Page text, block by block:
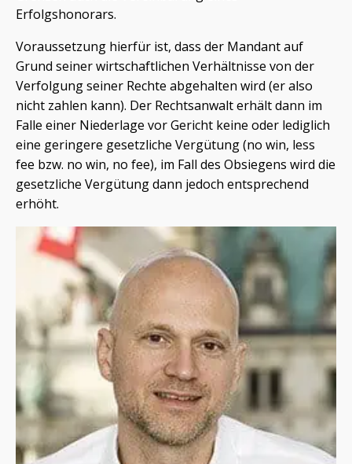
Erfolgshonorars.
Voraussetzung hierfür ist, dass der Mandant auf
Grund seiner wirtschaftlichen Verhältnisse von der
Verfolgung seiner Rechte abgehalten wird (er also
nicht zahlen kann). Der Rechtsanwalt erhält dann im
Falle einer Niederlage vor Gericht keine oder lediglich
eine geringere gesetzliche Vergütung (no win, less
fee bzw. no win, no fee), im Fall des Obsiegens wird die
gesetzliche Vergütung dann jedoch entsprechend
erhöht.